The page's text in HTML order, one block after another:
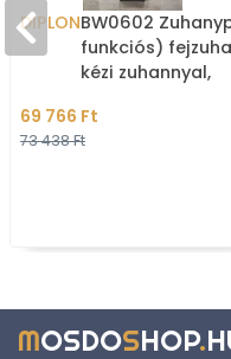
DIPLONBW0602
funkciós)
kézi zuhannyal,
160cm - Szálcsisz
69 766 Ft
73 438 Ft
MOSDOSHOP.